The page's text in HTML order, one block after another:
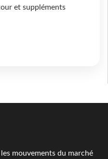
et suppléments
mouvements du marché